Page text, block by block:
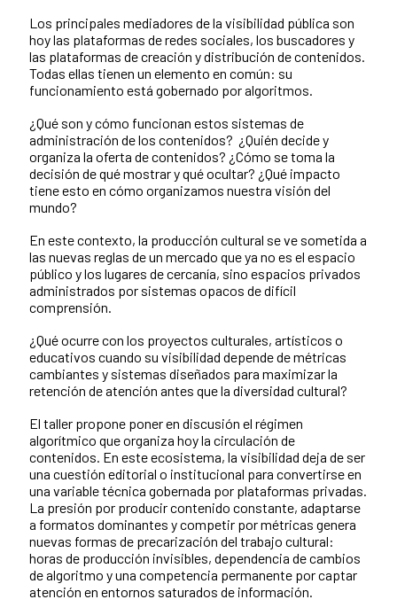
Los principales mediadores de la visibilidad pública son
hoy las plataformas de redes sociales, los buscadores y
las plataformas de creación y distribución de contenidos.
Todas ellas tienen un elemento en común: su
funcionamiento está gobernado por algoritmos.
¿Qué son y cómo funcionan estos sistemas de
administración de los contenidos? ¿Quién decide y
organiza la oferta de contenidos? ¿Cómo se toma la
decisión de qué mostrar y qué ocultar? ¿Qué impacto
tiene esto en cómo organizamos nuestra visión del
mundo?
En este contexto, la producción cultural se ve sometida a
las nuevas reglas de un mercado que ya no es el espacio
público y los lugares de cercanía, sino espacios privados
administrados por sistemas opacos de difícil
comprensión.
¿Qué ocurre con los proyectos culturales, artísticos o
educativos cuando su visibilidad depende de métricas
cambiantes y sistemas diseñados para maximizar la
retención de atención antes que la diversidad cultural?
El taller propone poner en discusión el régimen
algorítmico que organiza hoy la circulación de
contenidos. En este ecosistema, la visibilidad deja de ser
una cuestión editorial o institucional para convertirse en
una variable técnica gobernada por plataformas privadas.
La presión por producir contenido constante, adaptarse
a formatos dominantes y competir por métricas genera
nuevas formas de precarización del trabajo cultural:
horas de producción invisibles, dependencia de cambios
de algoritmo y una competencia permanente por captar
atención en entornos saturados de información.